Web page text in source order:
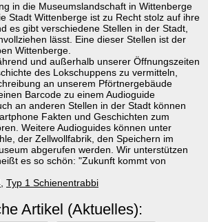
in die Museumslandschaft in Wittenberge
Stadt Wittenberge ist zu Recht stolz auf ihre
es gibt verschiedene Stellen in der Stadt,
lässt. Eine dieser Stellen ist der
Wittenberge.
und außerhalb unserer Öffnungszeiten
des Lokschuppens zu vermitteln,
an unserem Pförtnergebäude
Barcode zu einem Audioguide
an anderen Stellen in der Stadt können
Fakten und Geschichten zum
Weitere Audioguides können unter
der Zellwollfabrik, den Speichern im
abgerufen werden. Wir unterstützen
es so schön: "Zukunft kommt von
Typ 1 Schienentrabbi
Artikel (Aktuelles):